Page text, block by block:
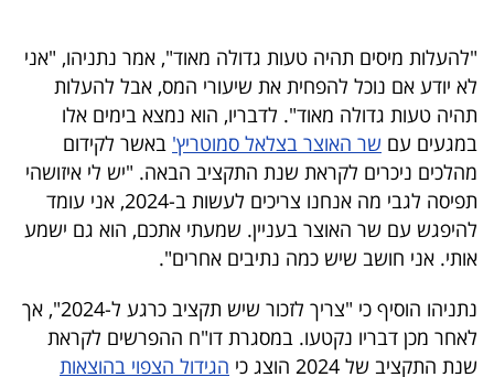
פודקאסט
40
UNDER
40
שיתופי
פעולה
"להעלות מיסים תהיה טעות גדולה מאוד", אמר נתניהו, "אני
לא יודע אם נוכל להפחית את שיעורי המס, אבל להעלות
תהיה טעות גדולה מאוד". לדבריו, הוא נמצא בימים אלו
במגעים עם שר האוצר בצלאל סמוטריץ' באשר לקידום
מהלכים ניכרים לקראת שנת התקציב הבאה. "יש לי איזושהי
תפיסה לגבי מה אנחנו צריכים לעשות ב-2024, אני עומד
להיפגש עם שר האוצר בעניין. שמעתי אתכם, הוא גם ישמע
אותי. אני חושב שיש כמה נתיבים אחרים".
נתניהו הוסיף כי "צריך לזכור שיש תקציב כרגע ל-2024", אך
לאחר מכן דבריו נקטעו. במסגרת דו"ח ההפרשים לקראת
שנת התקציב של 2024 הוצג כי
הגידול הצפוי בהוצאות